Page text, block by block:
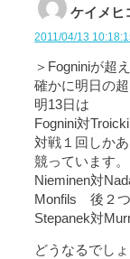
ケイメヒ
2011/04/13
＞Fogniniが超
確かに明日の
明13日は
Fognini対
対戦１回しか
競っています。
Nieminen対
Monfils 後２つ
Stepanek対
どうなるでしょ